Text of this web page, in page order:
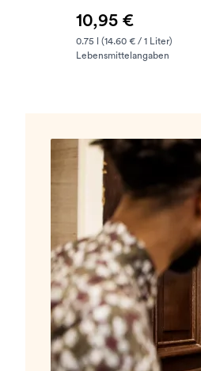
10,95 €
0.75 l (14.60 € / 1 Liter)
Lebensmittelangaben